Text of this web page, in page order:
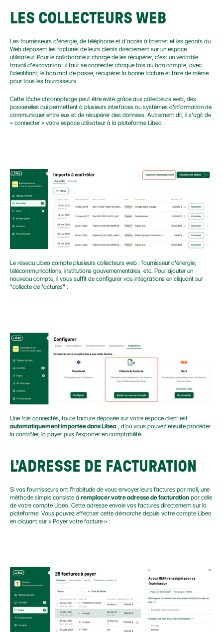
LES COLLECTEURS WEB
Les fournisseurs d'énergie, de téléphonie et d'accès à Internet et les géants du
Web déposent les factures de leurs clients directement sur un espace
utilisateur. Pour le collaborateur chargé de les récupérer, c'est un véritable
travail d'excavation : il faut se connecter chaque fois au bon compte, avec
l'identifiant, le bon mot de passe, récupérer la bonne facture et faire de même
pour tous les fournisseurs.
Cette tâche chronophage peut être évité grâce aux collecteurs web, des
passerelles qui permettent à plusieurs interfaces ou systèmes d'information de
communiquer entre eux et de récupérer des données. Autrement dit, il s'agit de
« connecter » votre espace utilisateur à la plateforme Libeo :
Le réseau Libeo compte plusieurs collecteurs web : fournisseur d'énergie,
télécommunications, institutions gouvernementales, etc. Pour ajouter un
nouveau compte, il vous suffit de configurer vos intégrations en cliquant sur
"collecte de factures" :
automatiquement importée dans Libeo , d’où vous pouvez ensuite procéder
la contrôler, la payer puis l'exporter en comptabilité.
L’ADRESSE DE FACTURATION
Si vos fournisseurs ont l’habitude de vous envoyer leurs factures par mail, une
méthode simple consiste à remplacer votre adresse de facturation par celle
de votre compte Libeo. Cette adresse envoie vos factures directement sur la
plateforme. Vous pouvez effectuer cette démarche depuis votre compte Libeo
en cliquant sur « Payer votre facture » :